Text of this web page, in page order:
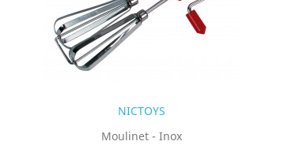
NICTOYS
Moulinet - Inox